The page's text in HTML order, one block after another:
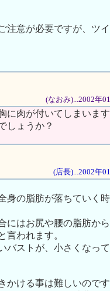
注意が必要ですが、ツ
(なおみ)...2002年
に肉が付いてしまいま
しょうか？
(店長)...2002年
身の脂肪が落ちていく
にはお尻や腰の脂肪か
言われます。
バストが、小さくなっ
ける事は難しいので